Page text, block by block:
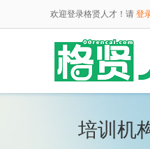
欢迎登录格贤人才！请 登
培训机